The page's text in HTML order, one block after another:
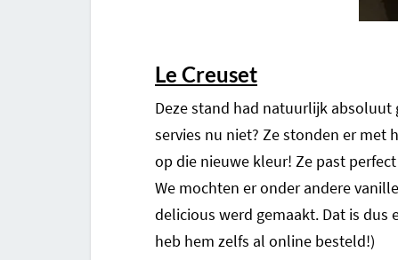
Le Creuset
Deze stand had natuurlijk
servies nu niet? Ze stonden er met
op die nieuwe kleur! Ze past
We mochten er onder andere
delicious werd gemaakt. Dat is dus
heb hem zelfs al online besteld!)